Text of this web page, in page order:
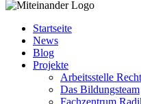
Startseite
News
Blog
Projekte
Arbeitsstelle
Das Bildungsteam
Fachzentrum